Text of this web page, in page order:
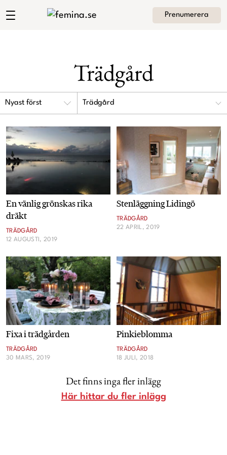
Prenumerera
Krönikor
Livsstil
Intervjuer
Livsberättelser
Privatekonomi
Hälsa
Femina TV
Bloggar
Andrea Brodins blogg Meny
Hem
Kategorier
Trädgård
Trädgård
En vänlig grönskas rika
dräkt
TRÄDGÅRD
12 AUGUSTI, 2019
Stenläggning Lidingö
TRÄDGÅRD
22 APRIL, 2019
Fixa i trädgården
TRÄDGÅRD
30 MARS, 2019
Pinkieblomma
TRÄDGÅRD
18 JULI, 2018
Det finns inga fler inlägg
Här hittar du fler inlägg